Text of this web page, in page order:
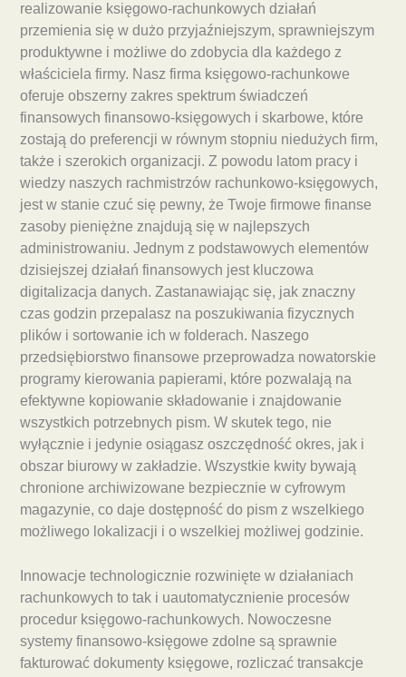
realizowanie księgowo-rachunkowych działań
przemienia się w dużo przyjaźniejszym, sprawniejszym
produktywne i możliwe do zdobycia dla każdego z
właściciela firmy. Nasz firma księgowo-rachunkowe
oferuje obszerny zakres spektrum świadczeń
finansowych finansowo-księgowych i skarbowe, które
zostają do preferencji w równym stopniu niedużych firm,
także i szerokich organizacji. Z powodu latom pracy i
wiedzy naszych rachmistrzów rachunkowo-księgowych,
jest w stanie czuć się pewny, że Twoje firmowe finanse
zasoby pieniężne znajdują się w najlepszych
administrowaniu. Jednym z podstawowych elementów
dzisiejszej działań finansowych jest kluczowa
digitalizacja danych. Zastanawiając się, jak znaczny
czas godzin przepalasz na poszukiwania fizycznych
plików i sortowanie ich w folderach. Naszego
przedsiębiorstwo finansowe przeprowadza nowatorskie
programy kierowania papierami, które pozwalają na
efektywne kopiowanie składowanie i znajdowanie
wszystkich potrzebnych pism. W skutek tego, nie
wyłącznie i jedynie osiągasz oszczędność okres, jak i
obszar biurowy w zakładzie. Wszystkie kwity bywają
chronione archiwizowane bezpiecznie w cyfrowym
magazynie, co daje dostępność do pism z wszelkiego
możliwego lokalizacji i o wszelkiej możliwej godzinie.
Innowacje technologicznie rozwinięte w działaniach
rachunkowych to tak i uautomatycznienie procesów
procedur księgowo-rachunkowych. Nowoczesne
systemy finansowo-księgowe zdolne są sprawnie
fakturować dokumenty księgowe, rozliczać transakcje